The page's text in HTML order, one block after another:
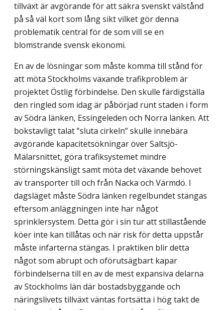
tillväxt är avgörande för att säkra svenskt välstånd
på så väl kort som lång sikt vilket gör denna
problematik central för de som vill se en
blomstrande svensk ekonomi.
En av de lösningar som måste komma till stånd för
att möta Stockholms växande trafikproblem är
projektet Östlig förbindelse. Den skulle färdigställa
den ringled som idag är påbörjad runt staden i form
av Södra länken, Essingeleden och Norra länken. Att
bokstavligt talat ”sluta cirkeln” skulle innebära
avgörande kapacitetsökningar över Saltsjö-
Mälarsnittet, göra trafiksystemet mindre
störningskänsligt samt möta det växande behovet
av transporter till och från Nacka och Värmdö. I
dagsläget måste Södra länken regelbundet stängas
eftersom anläggningen inte har något
sprinklersystem. Detta gör i sin tur att stillastående
köer inte kan tillåtas och när risk för detta uppstår
måste infarterna stängas. I praktiken blir detta
något som abrupt och oförutsägbart kapar
förbindelserna till en av de mest expansiva delarna
av Stockholms län där bostads­byggande och
näringslivets tillväxt väntas fortsätta i hög takt de